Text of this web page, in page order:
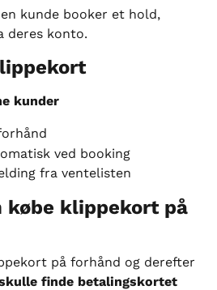
kunde booker et hold,
deres konto.
kunder
ved booking
fra ventelisten
købe klippekort på
på forhånd og derefter
finde betalingskortet